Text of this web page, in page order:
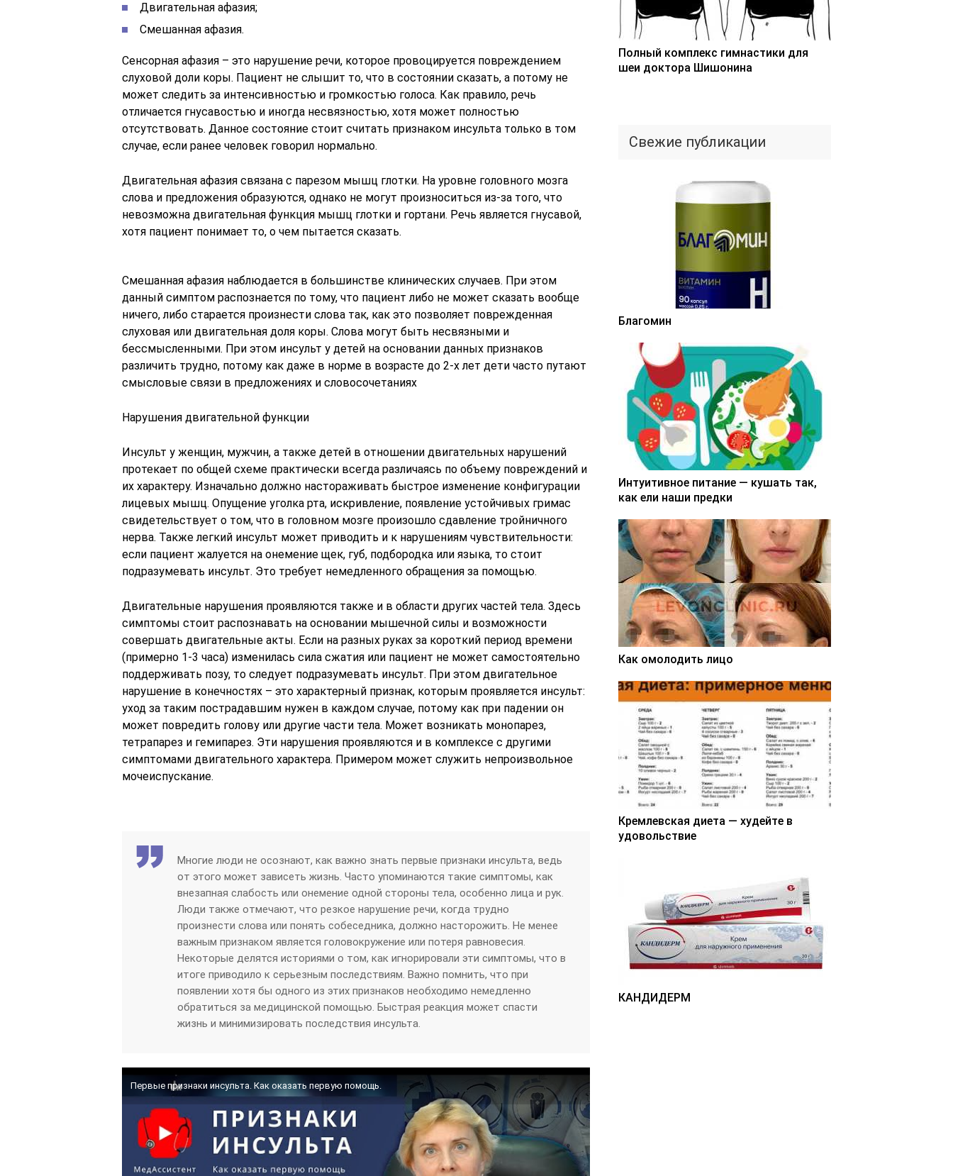
Двигательная афазия;
Смешанная афазия.
Сенсорная афазия – это нарушение речи, которое провоцируется повреждением
слуховой доли коры. Пациент не слышит то, что в состоянии сказать, а потому не
может следить за интенсивностью и громкостью голоса. Как правило, речь
отличается гнусавостью и иногда несвязностью, хотя может полностью
отсутствовать. Данное состояние стоит считать признаком инсульта только в том
случае, если ранее человек говорил нормально.
Двигательная афазия связана с парезом мышц глотки. На уровне головного мозга
слова и предложения образуются, однако не могут произноситься из-за того, что
невозможна двигательная функция мышц глотки и гортани. Речь является гнусавой,
хотя пациент понимает то, о чем пытается сказать.
Смешанная афазия наблюдается в большинстве клинических случаев. При этом
данный симптом распознается по тому, что пациент либо не может сказать вообще
ничего, либо старается произнести слова так, как это позволяет поврежденная
слуховая или двигательная доля коры. Слова могут быть несвязными и
бессмысленными. При этом инсульт у детей на основании данных признаков
различить трудно, потому как даже в норме в возрасте до 2-х лет дети часто путают
смысловые связи в предложениях и словосочетаниях
Нарушения двигательной функции
Инсульт у женщин, мужчин, а также детей в отношении двигательных нарушений
протекает по общей схеме практически всегда различаясь по объему повреждений и
их характеру. Изначально должно настораживать быстрое изменение конфигурации
лицевых мышц. Опущение уголка рта, искривление, появление устойчивых гримас
свидетельствует о том, что в головном мозге произошло сдавление тройничного
нерва. Также легкий инсульт может приводить и к нарушениям чувствительности:
если пациент жалуется на онемение щек, губ, подбородка или языка, то стоит
подразумевать инсульт. Это требует немедленного обращения за помощью.
Двигательные нарушения проявляются также и в области других частей тела. Здесь
симптомы стоит распознавать на основании мышечной силы и возможности
совершать двигательные акты. Если на разных руках за короткий период времени
(примерно 1-3 часа) изменилась сила сжатия или пациент не может самостоятельно
поддерживать позу, то следует подразумевать инсульт. При этом двигательное
нарушение в конечностях – это характерный признак, которым проявляется инсульт:
уход за таким пострадавшим нужен в каждом случае, потому как при падении он
может повредить голову или другие части тела. Может возникать монопарез,
тетрапарез и гемипарез. Эти нарушения проявляются и в комплексе с другими
симптомами двигательного характера. Примером может служить непроизвольное
мочеиспускание.
Многие люди не осознают, как важно знать первые признаки инсульта, ведь
от этого может зависеть жизнь. Часто упоминаются такие симптомы, как
внезапная слабость или онемение одной стороны тела, особенно лица и рук.
Люди также отмечают, что резкое нарушение речи, когда трудно
произнести слова или понять собеседника, должно насторожить. Не менее
важным признаком является головокружение или потеря равновесия.
Некоторые делятся историями о том, как игнорировали эти симптомы, что в
итоге приводило к серьезным последствиям. Важно помнить, что при
появлении хотя бы одного из этих признаков необходимо немедленно
обратиться за медицинской помощью. Быстрая реакция может спасти
жизнь и минимизировать последствия инсульта.
Первые признаки инсульта. Как оказать первую помощь.
Полный комплекс гимнастики для
шеи доктора Шишонина
Свежие публикации
Благомин
Интуитивное питание — кушать так,
как ели наши предки
Как омолодить лицо
Кремлевская диета — худейте в
удовольствие
КАНДИДЕРМ